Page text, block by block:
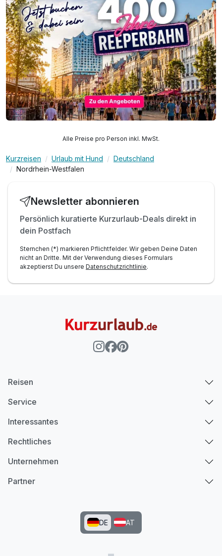
Alle Preise pro Person inkl. MwSt.
Kurzreisen Urlaub mit Hund
Deutschland
Nordrhein-Westfalen
Newsletter abonnieren
Persönlich kuratierte Kurzurlaub-Deals direkt in
dein Postfach
Sternchen (*) markieren Pflichtfelder. Wir geben Deine Daten
nicht an Dritte. Mit der Verwendung dieses Formulars
akzeptierst Du unsere Datenschutzrichtlinie.
Reisen
Service
Interessantes
Rechtliches
Unternehmen
Partner
DE AT